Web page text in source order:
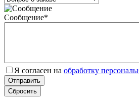
Сообщение*
Я согласен на обработку